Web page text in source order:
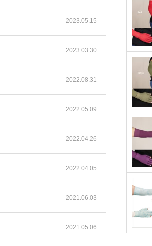
2023.05.15
2023.03.30
2022.08.31
2022.05.09
2022.04.26
2022.04.05
2021.06.03
2021.05.06